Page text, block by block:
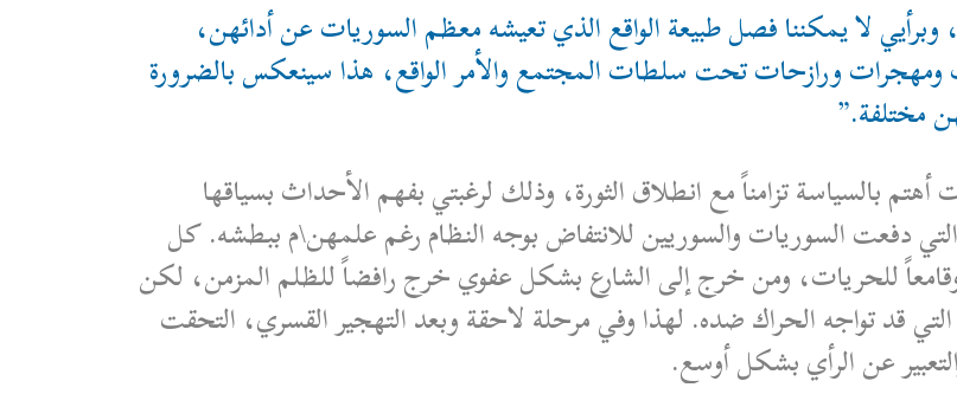
وبرأيي لا يمكننا فصل طبيعة الواقع الذي تعيشه معظم السوريات عن أدائهن،
ومهجرات ورازحات تحت سلطات المجتمع والأمر الواقع، هذا سينعكس بالضرورة
مختلفة.”
بالسياسة تزامناً مع انطلاق الثورة، وذلك لرغبتي بفهم الأحداث بسياقها
دفعت السوريات والسوريين للانتفاض بوجه النظام رغم علمهن\م ببطشه. كل
للحريات، ومن خرج إلى الشارع بشكل عفوي خرج رافضاً للظلم المزمن، لكن
قد تواجه الحراك ضده. لهذا وفي مرحلة لاحقة وبعد التهجير القسري، التحقت
عن الرأي بشكل أوسع.